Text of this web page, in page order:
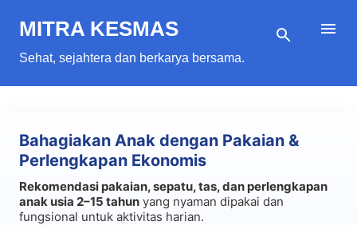
Langsung ke konten utama
MITRA KESMAS
Sehat, sejahtera dan berkarya bersama.
Bahagiakan Anak dengan Pakaian &
Perlengkapan Ekonomis
Rekomendasi pakaian, sepatu, tas, dan perlengkapan
anak usia 2–15 tahun yang nyaman dipakai dan
fungsional untuk aktivitas harian.